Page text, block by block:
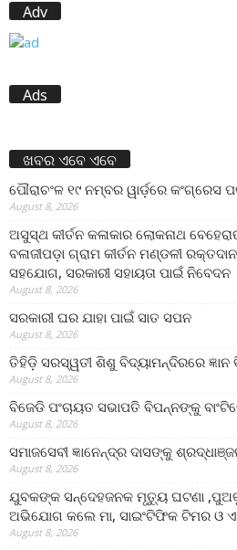
Adv
Ads
ଖବର ଏବେ ଏବେ
ପୌରାଚଂଳ ୧୯ ନମ୍ବର ୱାର୍ଡ଼ରେ କଂଗ୍ରେସ
August 8, 2026
ଅସୁସ୍ଥ କୀର୍ତନ କଳାକାର ଲୋକନାଥ
ବଳାଜୀପଡ଼ା ଗ୍ରାମ କୀର୍ତନ ମଣ୍ଡଳୀ
ସହଯୋଗ, ସରକାରୀ ସହାୟତା ପାଇଁ ନିବେଦନ
August 8, 2026
ସରକାରୀ ଘର ଯାହା ପାଇଁ ସାତ ସପନ
August 8, 2026
ତିହିଡି଼ ସରସ୍ୱତୀ ଶିଶୁ ବିଦ୍ୟାମନ୍ଦିରରେ ଜ୍ଞାନ
August 8, 2026
ବିଜେଡି ପଂଚାୟତ ସଭାପତି ବିପନ୍ନଙ୍କୁ
August 8, 2026
ସମାଜସେବୀ ଜ୍ଞାନେନ୍ଦ୍ର ଦାସଙ୍କୁ
August 8, 2026
ଯୁବକଙ୍କ ସନ୍ଦେହଜନକ ମୃତ୍ୟୁ ଘଟଣା ,ପୁଅକୁ
ଅଭିଯୋଗ କଲେ ମା, ସାଇଂଟିଫିକ ଟିମର ଓ
August 8, 2026